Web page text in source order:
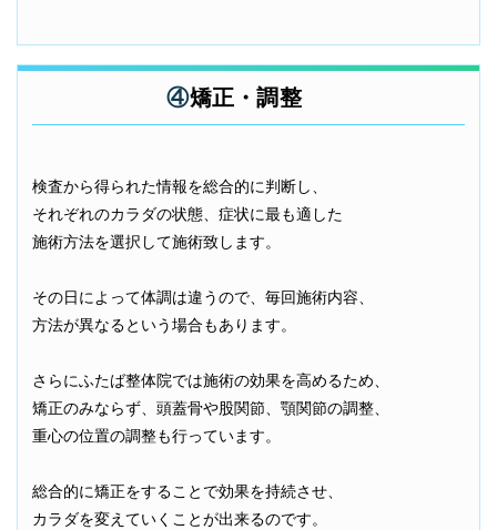
④矯正・調整
検査から得られた情報を総合的に判断し、
それぞれのカラダの状態、症状に最も適した
施術方法を選択して施術致します。
その日によって体調は違うので、毎回施術内容、
方法が異なるという場合もあります。
さらにふたば整体院では施術の効果を高めるため、
矯正のみならず、頭蓋骨や股関節、顎関節の調整、
重心の位置の調整も行っています。
総合的に矯正をすることで効果を持続させ、
カラダを変えていく ことが出来るのです。